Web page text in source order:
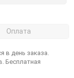
Оплата
в день заказа.
Бесплатная